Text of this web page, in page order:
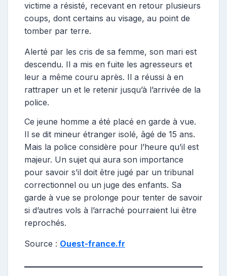
victime a résisté, recevant en retour plusieurs
coups, dont certains au visage, au point de
tomber par terre.
Alerté par les cris de sa femme, son mari est
descendu. Il a mis en fuite les agresseurs et
leur a même couru après. Il a réussi à en
rattraper un et le retenir jusqu’à l’arrivée de la
police.
Ce jeune homme a été placé en garde à vue.
Il se dit mineur étranger isolé, âgé de 15 ans.
Mais la police considère pour l’heure qu’il est
majeur. Un sujet qui aura son importance
pour savoir s’il doit être jugé par un tribunal
correctionnel ou un juge des enfants. Sa
garde à vue se prolonge pour tenter de savoir
si d’autres vols à l’arraché pourraient lui être
reprochés.
Source : Ouest-france.fr